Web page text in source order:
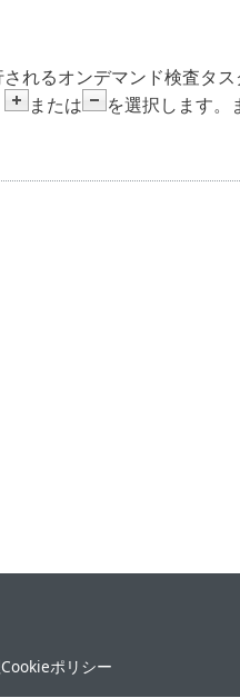
れるオンデマンド検査タ
または
を選択します。
Cookieポリシー